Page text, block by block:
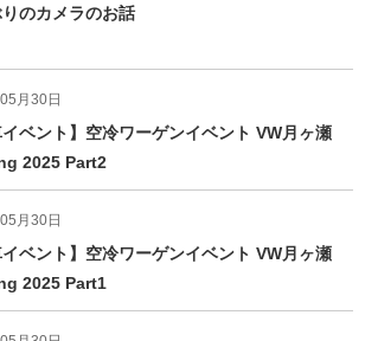
のカメラのお話
月30日
イベント】空冷ワーゲンイベント VW月ヶ瀬
2025 Part2
月30日
イベント】空冷ワーゲンイベント VW月ヶ瀬
2025 Part1